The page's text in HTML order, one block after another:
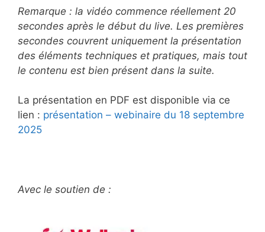
Remarque : la vidéo commence réellement 20
secondes après le début du live. Les premières
secondes couvrent uniquement la présentation
des éléments techniques et pratiques, mais tout
le contenu est bien présent dans la suite.
La présentation en PDF est disponible via ce
lien : présentation – webinaire du 18 septembre
2025
Avec le soutien de :